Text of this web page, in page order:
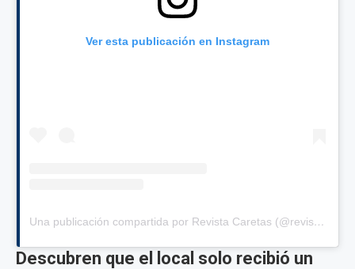
Ver esta publicación en Instagram
Una publicación compartida por Revista Caretas (@revistacaretas)
Descubren que el local solo recibió un